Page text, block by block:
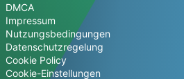
DMCA
Impressum
Nutzungsbedingungen
Datenschutzregelung
Cookie Policy
Cookie-Einstellungen